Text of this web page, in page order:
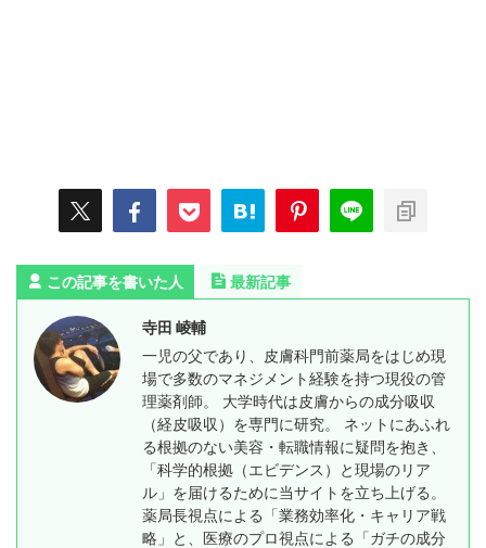
この記事を書いた人 最新記事
寺田 崚輔
一児の父であり、皮膚科門前薬局をはじめ現
場で多数のマネジメント経験を持つ現役の管
理薬剤師。 大学時代は皮膚からの成分吸収
（経皮吸収）を専門に研究。 ネットにあふれ
る根拠のない美容・転職情報に疑問を抱き、
「科学的根拠（エビデンス）と現場のリア
ル」を届けるために当サイトを立ち上げる。
薬局長視点による「業務効率化・キャリア戦
略」と、医療のプロ視点による「ガチの成分